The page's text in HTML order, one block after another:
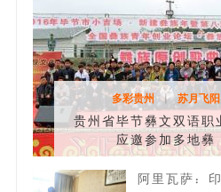
多彩贵州 |
苏月飞阳
贵州省毕节彝文双语职
应邀参加多地彝
阿里瓦萨：